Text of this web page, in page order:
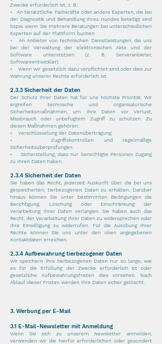
Zwecke erforderlich ist, z. B.:
• An tierärztliche Fachkräfte oder andere Experten, die bei
der Diagnostik und Behandlung Ihres Hundes beteiligt sind
bspw. wenn Sie mehrere Beratungen bei unterschiedlichen
Experten auf der Plattform buchen
• An Anbieter von technischen Dienstleistungen, die uns
bei der Verwaltung der elektronischen Akte und der
Software unterstützen (z. B. Serveranbieter,
Softwareentwickler).
• Wenn wir gesetzlich dazu verpflichtet sind oder dies zur
Wahrung unserer Rechte erforderlich ist.
2.3.3 Sicherheit der Daten
Der Schutz Ihrer Daten hat für uns höchste Priorität. Wir
ergreifen technische und organisatorische
Sicherheitsmaßnahmen, um Ihre Daten vor Verlust,
Missbrauch oder unbefugtem Zugriff zu schützen. Zu
diesen Maßnahmen gehören:
• Verschlüsselung der Datenübertragung.
• Zugriffskontrollen und regelmäßige
Sicherheitsüberprüfungen.
• Sicherstellung, dass nur berechtigte Personen Zugang
zu Ihren Daten haben.
2.3.4 Sicherheit der Daten
Sie haben das Recht, jederzeit Auskunft über die bei uns
gespeicherten, tierbezogenen Daten zu erhalten. Darüber
hinaus können Sie unter bestimmten Bedingungen die
Berichtigung, Löschung oder Einschränkung der
Verarbeitung Ihrer Daten verlangen. Sie haben auch das
Recht, der Verarbeitung Ihrer Daten zu widersprechen oder
Ihre Einwilligung zu widerrufen. Für die Ausübung Ihrer
Rechte können Sie uns unter den oben angegebenen
Kontaktdaten erreichen.
2.3.4 Aufbewahrung tierbezogener Daten
Wir speichern Ihre tierbezogenen Daten nur so lange, wie
es für die Erfüllung der Zwecke erforderlich ist oder
gesetzliche Aufbewahrungsfristen dies vorsehen. Nach
Ablauf dieser Fristen werden Ihre Daten sicher gelöscht.
3. Werbung per E-Mail
3.1 E-Mail-Newsletter mit Anmeldung
Wenn Sie sich zu unserem Newsletter anmelden,
verwenden wir die hierfür erforderlichen oder gesondert